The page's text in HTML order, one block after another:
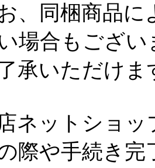
、同梱商品に
場合もござい
承いただけま
ネットショ
際や手続き完